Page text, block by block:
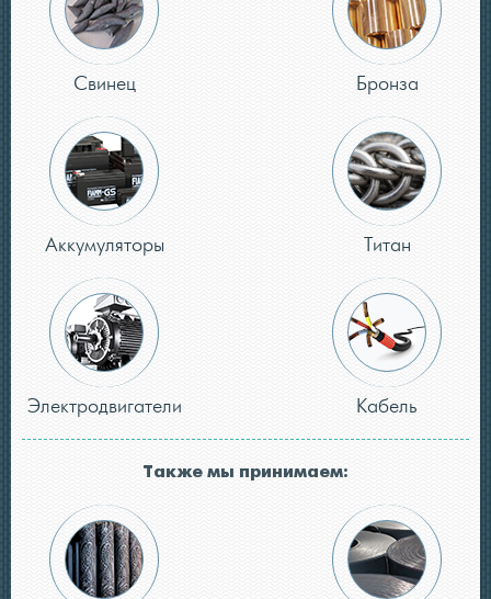
Свинец Бронза
Аккумуляторы Титан
Электродвигатели Кабель
Также мы принимаем: